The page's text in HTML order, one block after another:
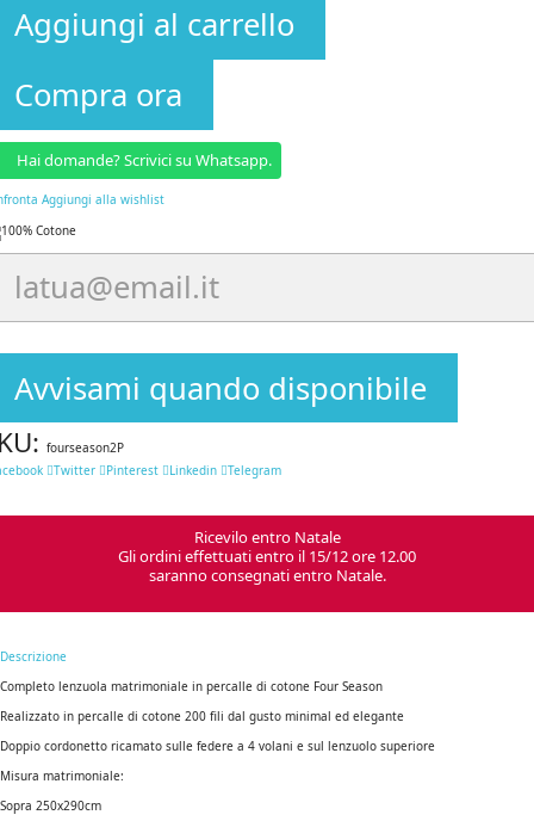
Aggiungi al carrello
Compra ora
Hai domande? Scrivici su Whatsapp.
Aggiungi alla wishlist
Avvisami quando disponibile
fourseason2P
Twitter Pinterest Linkedin Telegram
Ricevilo entro Natale
Gli ordini effettuati entro il 15/12 ore 12.00
saranno consegnati entro Natale.
Descrizione
Completo lenzuola matrimoniale in percalle di cotone Four Season
Realizzato in percalle di cotone 200 fili dal gusto minimal ed elegante
Doppio cordonetto ricamato sulle federe a 4 volani e sul lenzuolo superiore
Misura matrimoniale:
Sopra 250x290cm